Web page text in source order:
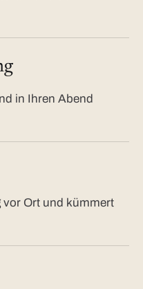
in Ihren Abend
Ort und kümmert